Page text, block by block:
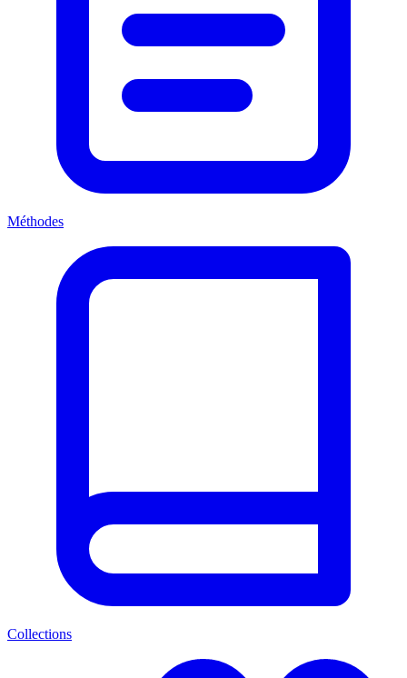
Méthodes
Collections